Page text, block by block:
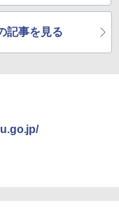
記事を見る